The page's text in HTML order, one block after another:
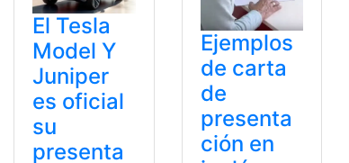
El Tesla
Model Y
Juniper
es oficial
su
presenta
Ejemplos
de carta
de
presenta
ción en